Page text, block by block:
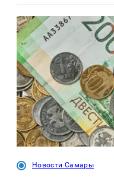
Новости Самары